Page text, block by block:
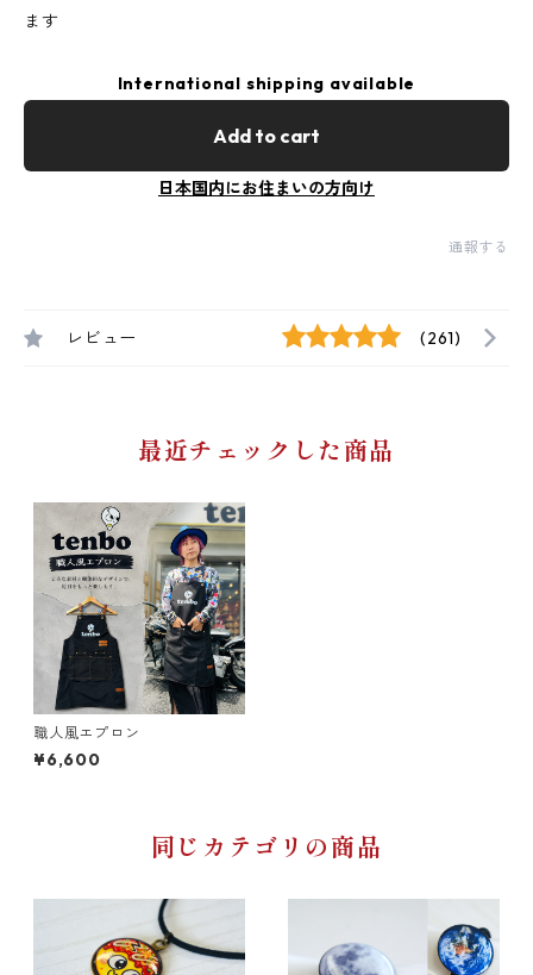
ます
International shipping available
Add to cart
日本国内にお住まいの方向け
通報する
レビュー (261)
最近チェックした商品
職人風エプロン
¥6,600
同じカテゴリの商品